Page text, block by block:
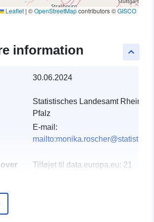
Leaflet | ©OpenStreetMapcontributors ©GISCO
keyboard_arrow_up
information
30.06.2024
Statistisches Landesamt
Pfalz
E-mail:
Tilføjet til data.europa.eu: 21